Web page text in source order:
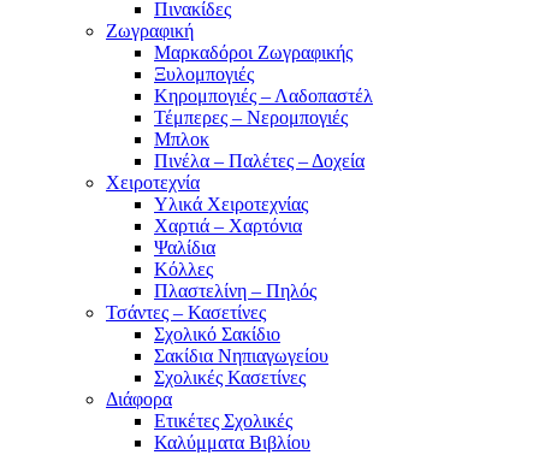
Πινακίδες
Ζωγραφική
Μαρκαδόροι Ζωγραφικής
Ξυλομπογιές
Κηρομπογιές – Λαδοπαστέλ
Τέμπερες – Νερομπογιές
Μπλοκ
Πινέλα – Παλέτες – Δοχεία
Χειροτεχνία
Υλικά Χειροτεχνίας
Χαρτιά – Χαρτόνια
Ψαλίδια
Κόλλες
Πλαστελίνη – Πηλός
Τσάντες – Κασετίνες
Σχολικό Σακίδιο
Σακίδια Νηπιαγωγείου
Σχολικές Κασετίνες
Διάφορα
Ετικέτες Σχολικές
Καλύμματα Βιβλίου